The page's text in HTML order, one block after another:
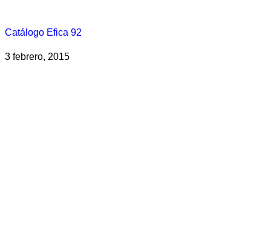
Catálogo Efica 92
3 febrero, 2015